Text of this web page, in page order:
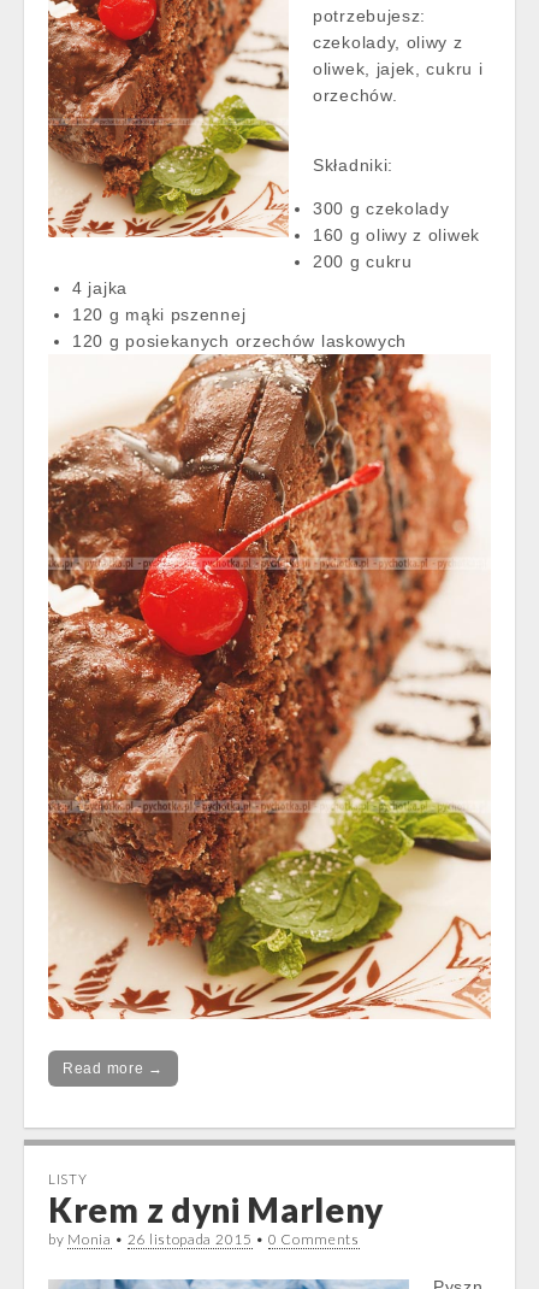
potrzebujesz:
czekolady, oliwy z
oliwek, jajek, cukru i
orzechów.
Składniki:
300 g czekolady
160 g oliwy z oliwek
200 g cukru
4 jajka
120 g mąki pszennej
120 g posiekanych orzechów laskowych
Read more →
LISTY
Krem z dyni Marleny
by Monia • 26 listopada 2015 • 0 Comments